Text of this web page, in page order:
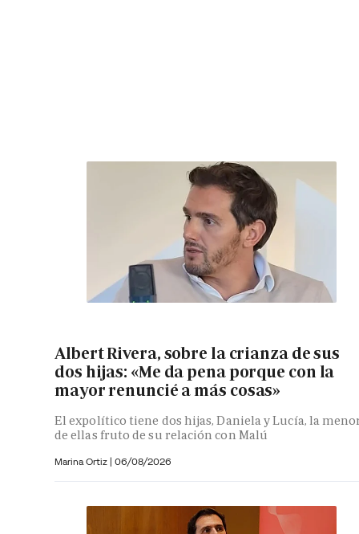
Albert Rivera, sobre la crianza de sus
dos hijas: «Me da pena porque con la
mayor renuncié a más cosas»
El expolítico tiene dos hijas, Daniela y Lucía, la
de ellas fruto de su relación con Malú
Marina Ortiz | 06/08/2026